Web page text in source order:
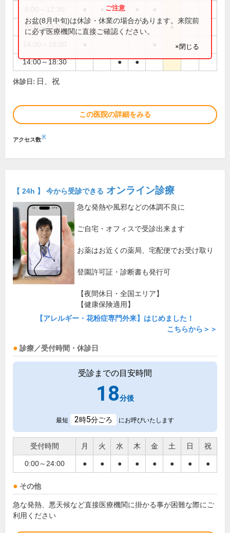
●
9:00～13:00 ●
14:00～18:30 ● ●
お盆(8月中旬)は休診・休業の場合があります。来院前
に必ず医療機関に直接ご確認ください。
×閉じる
休診日: 日、祝
この医院の詳細をみる
アクセス数※
【 24h 】 今から受診できる オンライン診療
急な発熱や風邪などの体調不良に
ご自宅・オフィスで受診出来ます
お薬はお近くの薬局、宅配便でお受け取り
登園許可証・診断書も発行可
【夜間休日・全国エリア】
【健康保険適用】
【アレルギー・花粉症専門外来】はじめました！
こちらから＞＞
診療／受付時間・休診日
受診までの目安時間
18分後
最短 2時5分ごろ にお呼びいたします
受付時間 月 火 水 木 金 土 日 祝
0:00～24:00 ● ● ● ● ● ● ● ●
その他
急な発熱、悪天候など直接医療機関に掛かる事が困難な際にご
利用ください